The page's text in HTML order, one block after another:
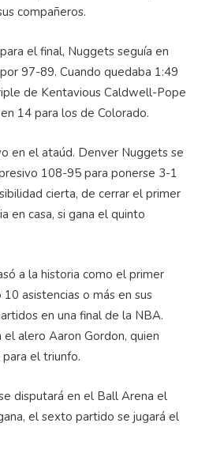
compañeros.
el final, Nuggets seguía en
97-89. Cuando quedaba 1:49
de Kentavious Caldwell-Pope
14 para los de Colorado.
en el ataúd. Denver Nuggets se
108-95 para ponerse 3-1
cierta, de cerrar el primer
en casa, si gana el quinto
a la historia como el primer
asistencias o más en sus
en una final de la NBA.
alero Aaron Gordon, quien
el triunfo.
disputará en el Ball Arena el
el sexto partido se jugará el